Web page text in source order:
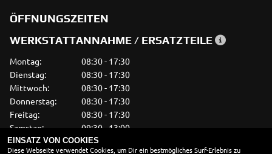
ÖFFNUNGSZEITEN
WERKSTATTANNAHME / ERSATZTEILE
Montag:
08:30 - 17:30
Dienstag:
08:30 - 17:30
Mittwoch:
08:30 - 17:30
Donnerstag:
08:30 - 17:30
Freitag:
08:30 - 17:30
Samstag:
09:30 - 13:00
Sonntag:
geschlossen
EINSATZ VON COOKIES
Diese Webseite verwendet Cookies, um Dir ein bestmögliches Surf-Erlebnis zu